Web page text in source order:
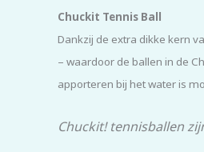
Chuckit Tennis Ball
Dankzij de extra dikke kern
– waardoor de ballen in de
apporteren bij het water is
Chuckit! tennisballen